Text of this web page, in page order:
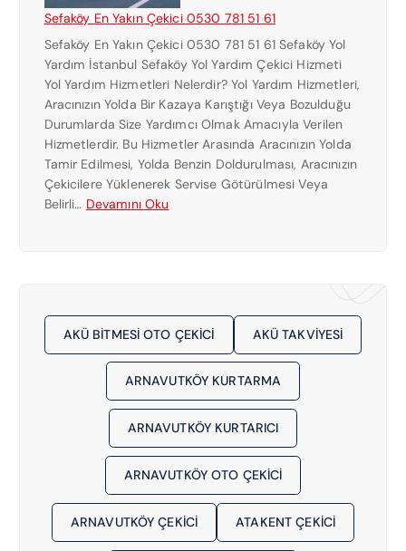
1
1
6
1
N
Y
A
K
I
N
Ç
E
K
I
C
7
5
1
6
1
Sefaköy En Yakın Çekici 0530 781 51 61
Sefaköy En Yakın Çekici 0530 781 51 61 Sefaköy Yol
Yardım İstanbul Sefaköy Yol Yardım Çekici Hizmeti
Yol Yardım Hizmetleri Nelerdir? Yol Yardım Hizmetleri,
Aracınızın Yolda Bir Kazaya Karıştığı Veya Bozulduğu
Durumlarda Size Yardımcı Olmak Amacıyla Verilen
Hizmetlerdir. Bu Hizmetler Arasında Aracınızın Yolda
Tamir Edilmesi, Yolda Benzin Doldurulması, Aracınızın
Çekicilere Yüklenerek Servise Götürülmesi Veya
Belirli… Devamını Oku:
Y
E
N
Y
A
N
Ç
E
K
AKÜ BITMESI OTO ÇEKICI AKÜ TAKVIYESI
ARNAVUTKÖY KURTARMA
ARNAVUTKÖY KURTARICI
ARNAVUTKÖY OTO ÇEKICI
ARNAVUTKÖY ÇEKICI ATAKENT ÇEKICI